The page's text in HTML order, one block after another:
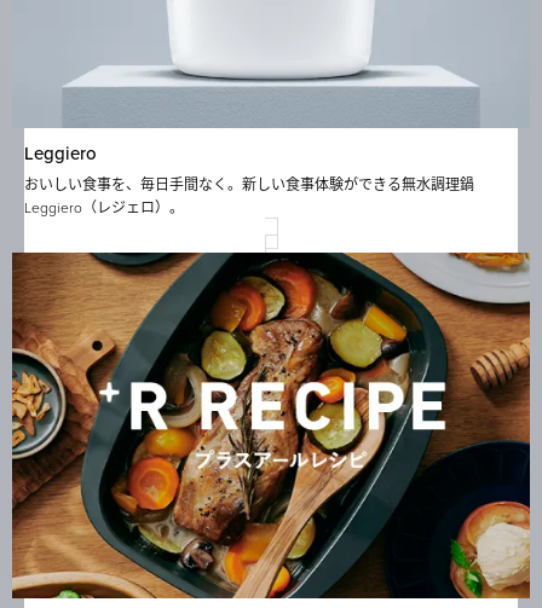
Leggiero
おいしい食事を、毎日手間なく。新しい食事体験ができる無水調理鍋
Leggiero（レジェロ）。